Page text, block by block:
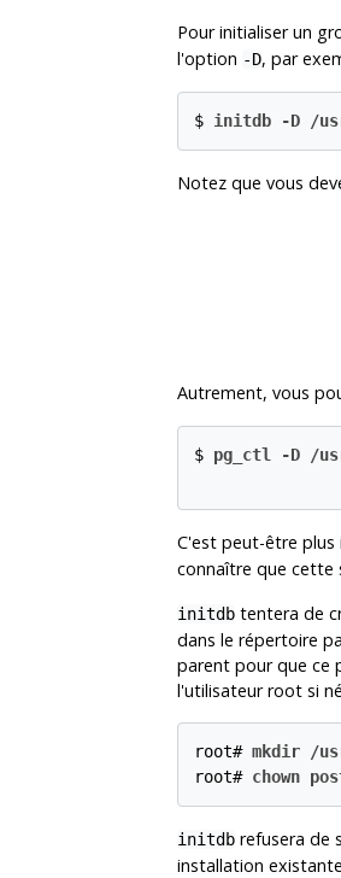
Pour initialiser un
l'option -D, par
$ initdb -D /
Notez que vous
Autrement, vous
$ pg_ctl -D /
C'est peut-être plus
connaître que cette
initdb tentera de
dans le répertoire
parent pour que ce
l'utilisateur root si
root# mkdir /
root# chown
initdb refusera de
installation